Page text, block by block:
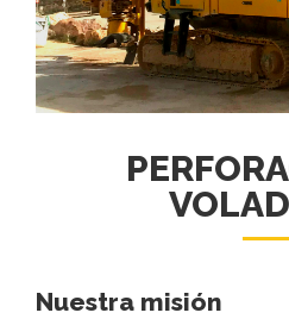
Nuestra misión